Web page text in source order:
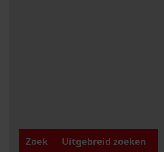
Zoek
Uitgebreid zoeken